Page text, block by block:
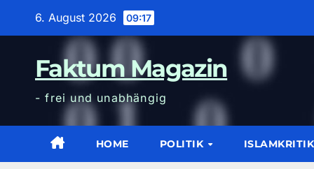
6. August 2026 09:17
Faktum Magazin
- frei und unabhängig
HOME POLITIK ISLAMKRITIK